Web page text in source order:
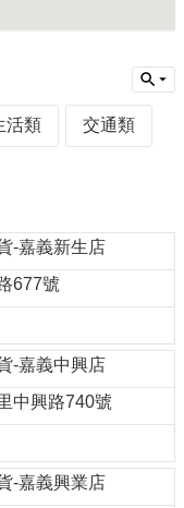
活類 交通類
-嘉義新生店
677號
-嘉義中興店
中興路740號
-嘉義興業店